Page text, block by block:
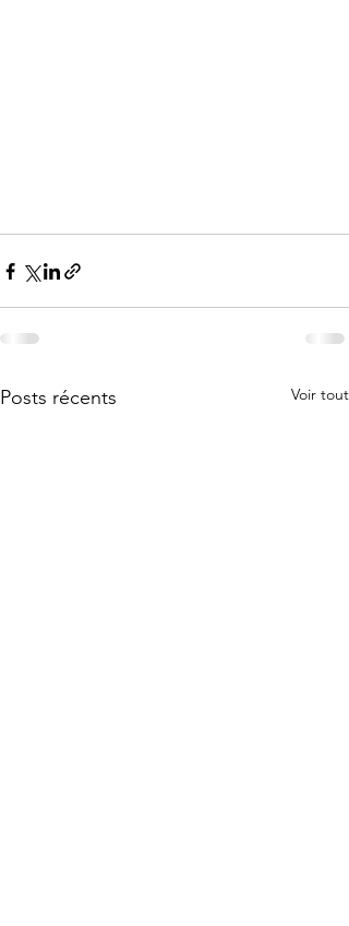
Posts récents Voir tout